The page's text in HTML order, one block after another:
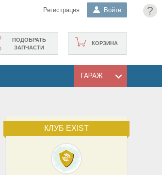
?
Регистрация Войти
КОРЗИНА
ПОДОБРАТЬ
ЗАПЧАСТИ
ГАРАЖ
КЛУБ EXIST